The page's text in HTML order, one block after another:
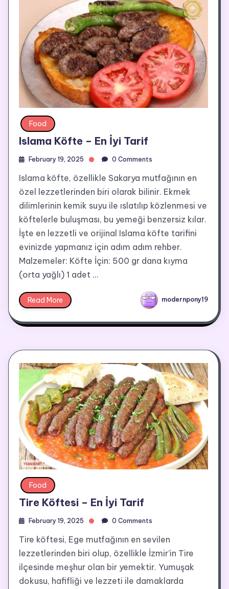
Food
Islama Köfte – En İyi Tarif
February 19, 2025 0 Comments
Islama köfte, özellikle Sakarya mutfağının en
özel lezzetlerinden biri olarak bilinir. Ekmek
dilimlerinin kemik suyu ile ıslatılıp közlenmesi ve
köftelerle buluşması, bu yemeği benzersiz kılar.
İşte en lezzetli ve orijinal Islama köfte tarifini
evinizde yapmanız için adım adım rehber.
Malzemeler: Köfte İçin: 500 gr dana kıyma
(orta yağlı) 1 adet …
Read More modernpony19
Food
Tire Köftesi – En İyi Tarif
February 19, 2025 0 Comments
Tire köftesi, Ege mutfağının en sevilen
lezzetlerinden biri olup, özellikle İzmir’in Tire
ilçesinde meşhur olan bir yemektir. Yumuşak
dokusu, hafifliği ve lezzeti ile damaklarda